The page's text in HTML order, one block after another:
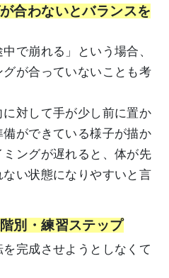
合わないとバランスを
で崩れる」という場合、
が合っていないことも考
対して手が少し前に置か
ができている様子が描か
ングが遅れると、体が先
い状態になりやすいと言
別・練習ステップ
完成させようとしなくて